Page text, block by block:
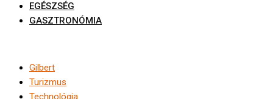
EGÉSZSÉG
GASZTRONÓMIA
Gilbert
Turizmus
Technológia